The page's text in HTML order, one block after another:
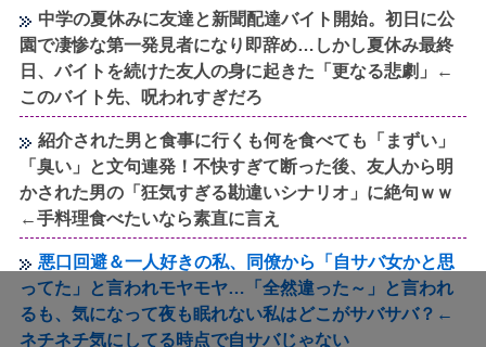
中学の夏休みに友達と新聞配達バイト開始。初日に公
園で凄惨な第一発見者になり即辞め…しかし夏休み最終
日、バイトを続けた友人の身に起きた「更なる悲劇」←
このバイト先、呪われすぎだろ
紹介された男と食事に行くも何を食べても「まずい」
「臭い」と文句連発！不快すぎて断った後、友人から明
かされた男の「狂気すぎる勘違いシナリオ」に絶句ｗｗ
←手料理食べたいなら素直に言え
悪口回避＆一人好きの私、同僚から「自サバ女かと思
ってた」と言われモヤモヤ…「全然違った～」と言われ
るも、気になって夜も眠れない私はどこがサバサバ？←
ネチネチ気にしてる時点で自サバじゃない